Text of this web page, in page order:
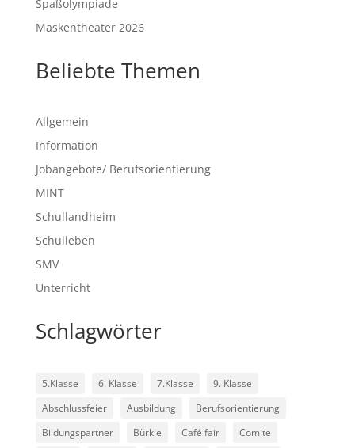
Spaßolympiade
Maskentheater 2026
Beliebte Themen
Allgemein
Information
Jobangebote/ Berufsorientierung
MINT
Schullandheim
Schulleben
SMV
Unterricht
Schlagwörter
5.Klasse 6. Klasse 7.Klasse
9. Klasse
Abschlussfeier
Ausbildung
Berufsorientierung
Bildungspartner
Bürkle Café fair
Comite